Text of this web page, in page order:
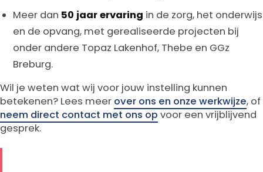
Meer dan 50 jaar ervaring in de zorg, het onderwijs
en de opvang, met gerealiseerde projecten bij
onder andere Topaz Lakenhof, Thebe en GGz
Breburg.
Wil je weten wat wij voor jouw instelling kunnen
betekenen? Lees meer over ons en onze werkwijze, of
neem direct contact met ons op voor een vrijblijvend
gesprek.